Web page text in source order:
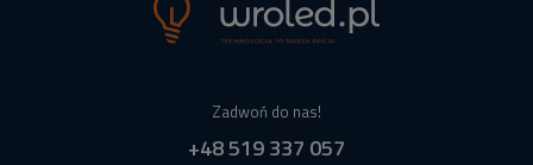
Zadwoń do nas!
+48 519 337 057